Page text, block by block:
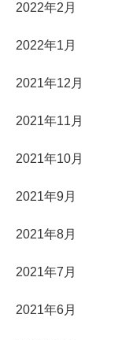
2022年2月
2022年1月
2021年12月
2021年11月
2021年10月
2021年9月
2021年8月
2021年7月
2021年6月